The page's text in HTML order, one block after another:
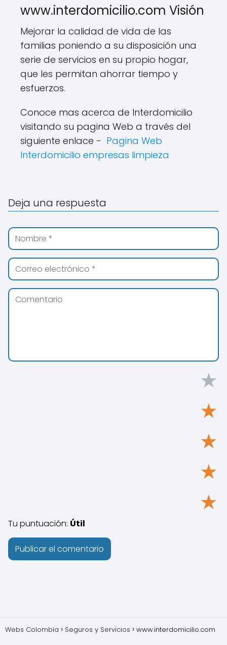
www.interdomicilio.com Visión
Mejorar la calidad de vida de las
familias poniendo a su disposición una
serie de servicios en su propio hogar,
que les permitan ahorrar tiempo y
esfuerzos.
Conoce mas acerca de Interdomicilio
visitando su pagina Web a través del
siguiente enlace - Pagina Web
Interdomicilio empresas limpieza
Deja una respuesta
★
★
★
★
★
Tu puntuación: Útil
Webs Colombia Seguros y Servicios www.interdomicilio.com